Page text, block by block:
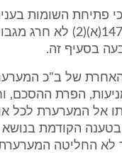
פתיחת השומות
התיחסה לסעיף 147(א)(2)
בסעיף זה.
האחרת של ב"כ
הפרת ההסכם,
אל המערערת לכל
בטענה הקודמת
לא החליטה